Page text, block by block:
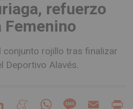
refuerzo
Femenino
conjunto rojillo tras finalizar
Deportivo Alavés.
LinkedIn MeneameWhatsAppMessageEmail